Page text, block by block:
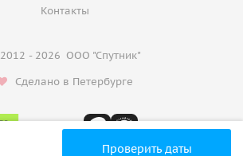
Проверить даты
Контакты
2012 - 2026 ООО "Спутник"
Сделано в Петербурге